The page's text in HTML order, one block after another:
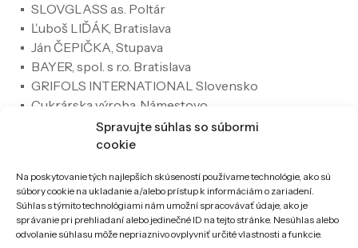
Spravujte súhlas so súbormi
cookie
Na poskytovanie tých najlepších skúseností používame technológie, ako sú
súbory cookie na ukladanie a/alebo prístup k informáciám o zariadení.
Súhlas s týmito technológiami nám umožní spracovávať údaje, ako je
správanie pri prehliadaní alebo jedinečné ID na tejto stránke. Nesúhlas alebo
odvolanie súhlasu môže nepriaznivo ovplyvniť určité vlastnosti a funkcie.
SLOVGLASS a.s. Poltár
Ľuboš LIĎÁK, Bratislava
Ján ČEPIČKA, Stupava
BAYER, spol. s r.o. Bratislava
GRIFOLS INTERNATIONAL Slovensko
Cukrárska výroba, Námestovo
RD Vavrečka Ťapešovo, Prevádzka: Syráreň
Ves
Pavol PAVLÍK, Spišská Nová Ves
I.D.C. Holding, a.s. Sereď
rod. KOŠŠÁROVÁ, Kežmarok